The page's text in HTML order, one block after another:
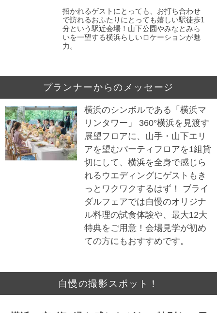
招かれるゲストにとっても、お打ち合わせ
で訪れるおふたりにとっても嬉しい駅徒歩1
分という駅近会場！山下公園やみなとみら
いを一望する横浜らしいロケーションが魅
力。
プランナーからのメッセージ
横浜のシンボルである「横浜マ
リンタワー」 360°横浜を見渡す
展望フロアに、山手・山下エリ
アを望むパーティフロアを1組貸
切にして、横浜を全身で感じら
れるウエディングにゲストもき
っとワクワクするはず！ ブライ
ダルフェアでは自慢のオリジナ
ル料理の試食体験や、最大12大
特典をご用意！会場見学が初め
ての方にもおすすめです。
自慢の撮影スポット！